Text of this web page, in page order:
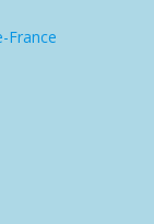
France